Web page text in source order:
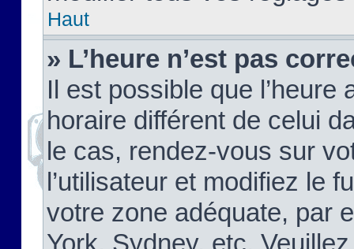
Haut
» L’heure n’est pas
Il est possible que
horaire différent de celui
le cas, rendez-vous sur
l’utilisateur et modifiez le
votre zone adéquate, par
York, Sydney, etc.